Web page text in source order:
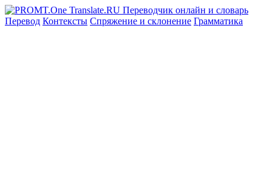
Перевод Контексты Спряжение и склонение Грамматика